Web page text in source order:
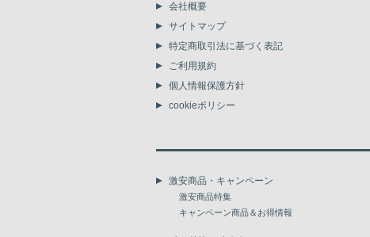
会社概要
サイトマップ
特定商取引法に基づく表記
ご利用規約
個人情報保護方針
cookieポリシー
激安商品・キャンペーン
激安商品特集
キャンペーン商品＆お得情報